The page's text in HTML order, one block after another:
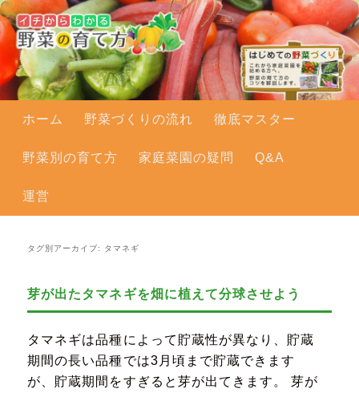
メインメニュー
メインコンテンツへ移動
サブコンテンツへ移動
ホーム 野菜づくりの流れ 徹底マスター
野菜別の育て方 家庭菜園の疑問 Q&A
運営
タグ別アーカイブ: タマネギ
芽が出たタマネギを畑に植えて分球させよう
タマネギは品種によって貯蔵性が異なり、貯蔵
期間の長い品種では3月頃まで貯蔵できます
が、貯蔵期間をすぎると芽が出てきます。 芽が